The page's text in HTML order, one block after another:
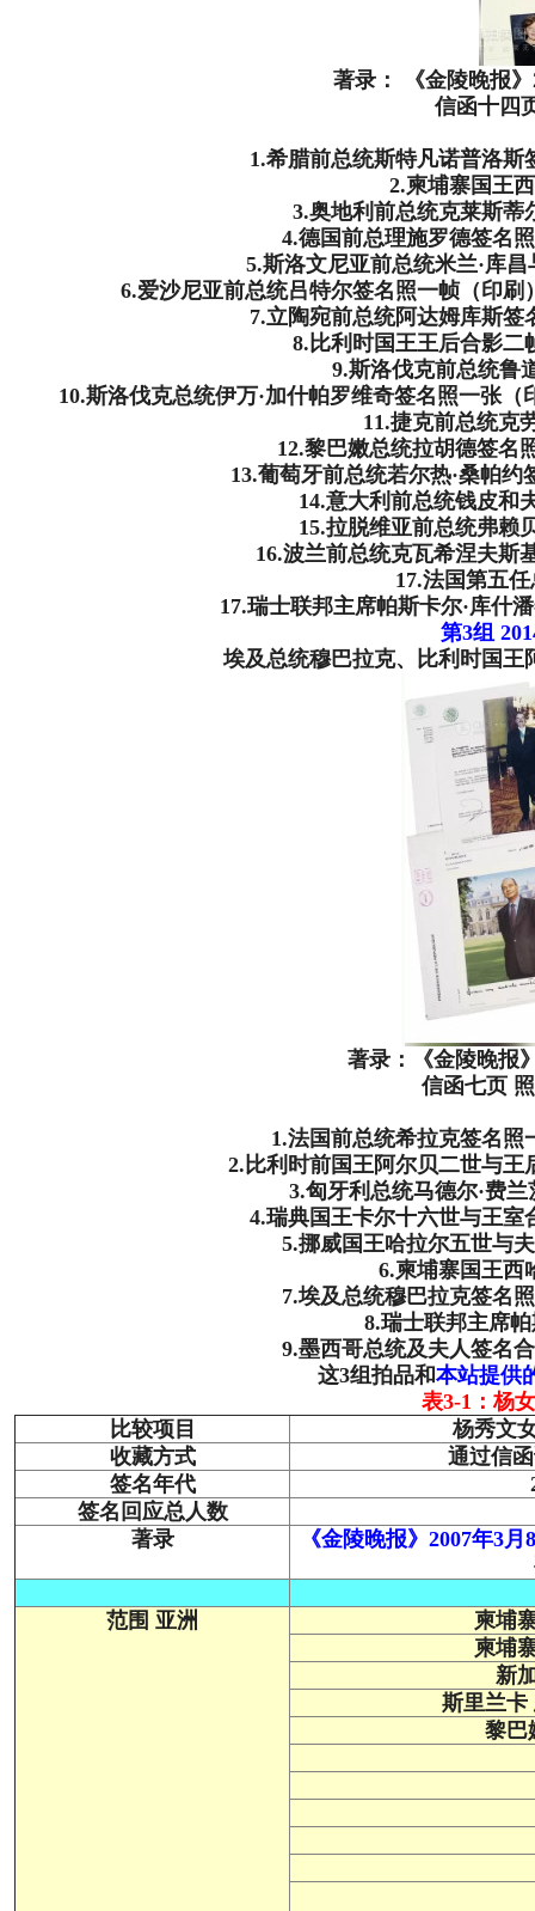
著录： 《金陵晚报
信函十四
1.希腊前总统斯特凡诺普洛斯
2.柬埔寨国王
3.奥地利前总统克莱斯蒂
4.德国前总理施罗德签名
5.斯洛文尼亚前总统米兰·库
6.爱沙尼亚前总统吕特尔签名照一帧（印
7.立陶宛前总统阿达姆库斯签
8.比利时国王王后合影二
9.斯洛伐克前总统鲁
10.斯洛伐克总统伊万·加什帕罗维奇签名照一张
11.捷克前总统克
12.黎巴嫩总统拉胡德签名
13.葡萄牙前总统若尔热·桑帕
14.意大利前总统钱皮和
15.拉脱维亚前总统弗赖
16.波兰前总统克瓦希涅夫斯
17.法国第五
17.瑞士联邦主席帕斯卡尔·库什
第3组
埃及总统穆巴拉克、比利时国王
著录：《金陵晚报
信函七页
1.法国前总统希拉克签名照
2.比利时前国王阿尔贝二世与王
3.匈牙利总统马德尔·费
4.瑞典国王卡尔十六世与王室
5.挪威国王哈拉尔五世与
6.柬埔寨国王西
7.埃及总统穆巴拉克签名
8.瑞士联邦主席
9.墨西哥总统及夫人签名
这3组拍品和本站提供
表3-1：杨
比较项目
杨秀文
收藏方式
通过信
签名年代
签名回应总人数
著录
《金陵晚报》2007年3
范围 亚洲
柬埔
柬埔
新
斯里兰卡
黎巴